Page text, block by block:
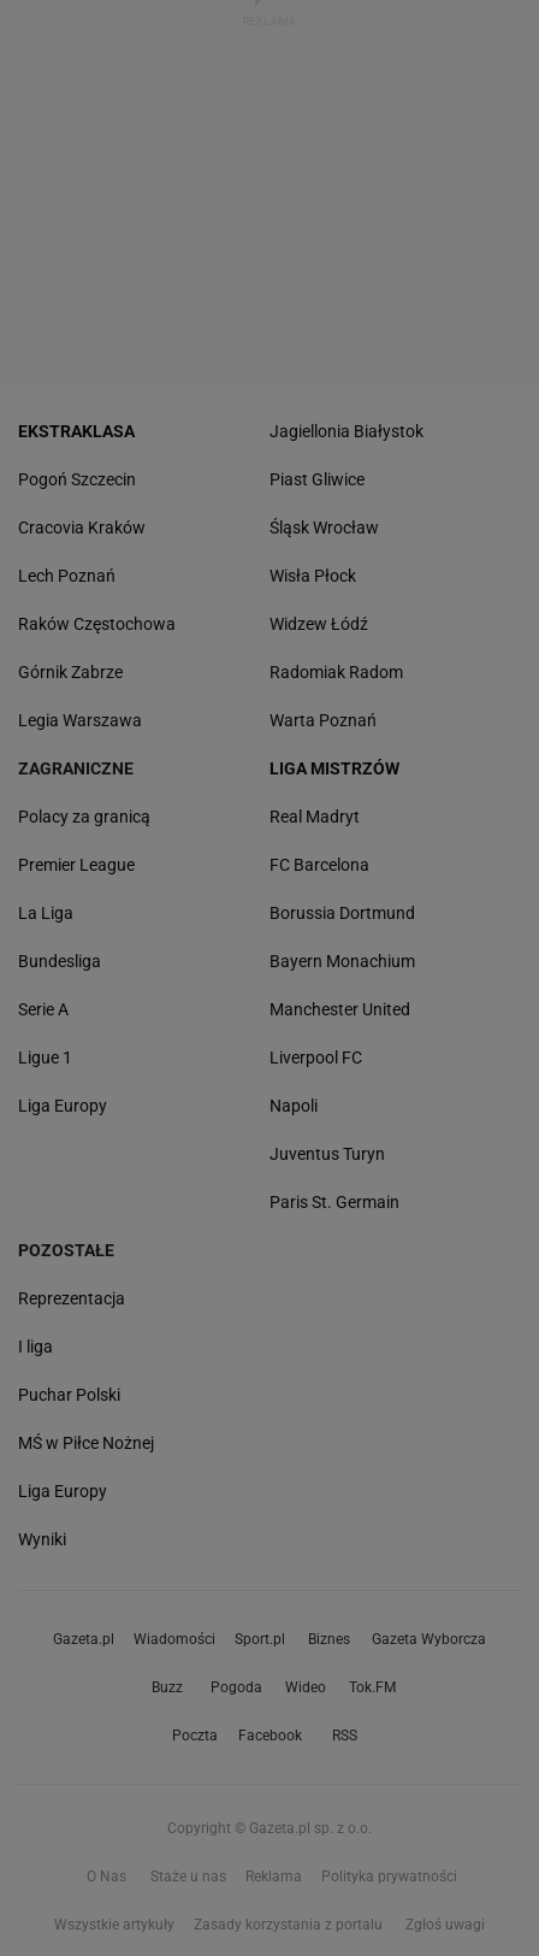
EKSTRAKLASA
Pogoń Szczecin
Cracovia Kraków
Lech Poznań
Raków Częstochowa
Górnik Zabrze
Legia Warszawa
Jagiellonia Białystok
Piast Gliwice
Śląsk Wrocław
Wisła Płock
Widzew Łódź
Radomiak Radom
Warta Poznań
ZAGRANICZNE
Polacy za granicą
Premier League
La Liga
Bundesliga
Serie A
Ligue 1
Liga Europy
LIGA MISTRZÓW
Real Madryt
FC Barcelona
Borussia Dortmund
Bayern Monachium
Manchester United
Liverpool FC
Napoli
Juventus Turyn
Paris St. Germain
POZOSTAŁE
Reprezentacja
I liga
Puchar Polski
MŚ w Piłce Nożnej
Liga Europy
Wyniki
Gazeta.pl Wiadomości Sport.pl Biznes Gazeta Wyborcza
Buzz Pogoda Wideo Tok.FM
Poczta Facebook RSS
Copyright © Gazeta.pl sp. z o.o.
O Nas Staże u nas Reklama Polityka prywatności
Wszystkie artykuły Zasady korzystania z portalu Zgłoś uwagi